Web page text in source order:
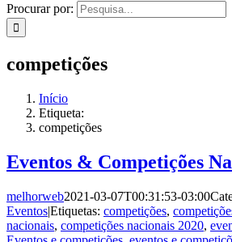
Procurar por:
competições
Início
Etiqueta:
competições
Eventos & Competições
melhorweb2021-03-07T00:31:53-03:00
Eventos|Etiquetas: competições,
nacionais, competições nacionais 2020,